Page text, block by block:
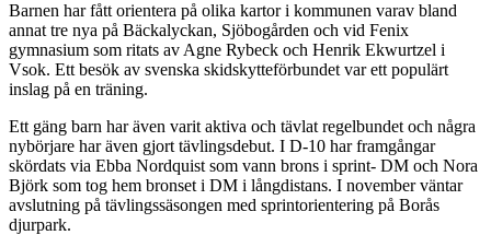
Barnen har fått orientera på olika kartor i kommunen varav bland
annat tre nya på Bäckalyckan, Sjöbogården och vid Fenix
gymnasium som ritats av Agne Rybeck och Henrik Ekwurtzel i
Vsok. Ett besök av svenska skidskytteförbundet var ett populärt
inslag på en träning.
Ett gäng barn har även varit aktiva och tävlat regelbundet och några
nybörjare har även gjort tävlingsdebut. I D-10 har framgångar
skördats via Ebba Nordquist som vann brons i sprint- DM och Nora
Björk som tog hem bronset i DM i långdistans. I november väntar
avslutning på tävlingssäsongen med sprintorientering på Borås
djurpark.